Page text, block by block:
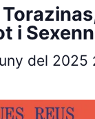
i
del 2025